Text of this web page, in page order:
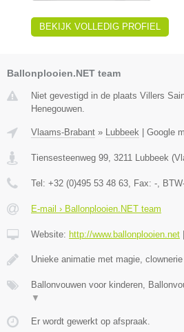
BEKIJK VOLLEDIG PROFIEL
Ballonplooien.NET team
Niet gevestigd in de plaats Villers
Henegouwen.
Vlaams-Brabant » Lubbeek Google
Tiensesteenweg 99, 3211 Lubbeek (
Tel: +32 (0)495 53 48 63, Fax: -,
E-mail › Ballonplooien.NET team
Website: http://www.ballonplooien.net
Unieke animatie met magie,
Ballonvouwen voor kinderen,
▼
Er wordt gewerkt op afspraak.